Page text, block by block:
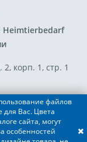
Heimtierbedarf
корп. 1, стр. 1
файлов
для Вас. Цвета
сайта, могут
особенностей